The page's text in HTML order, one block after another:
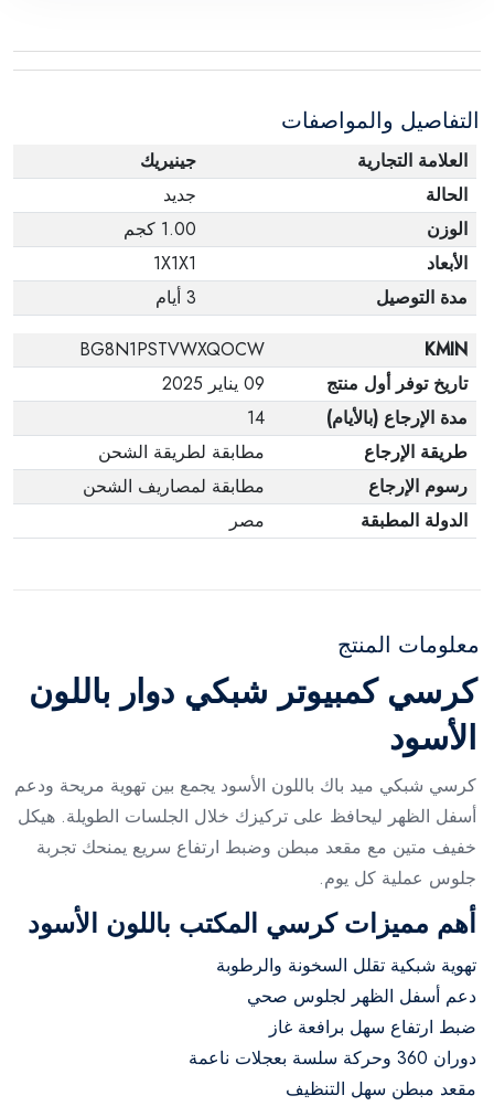
التفاصيل والمواصفات
العلامة التجارية
جينيريك
الحالة
جديد
الوزن
1.00 كجم
الأبعاد
1X1X1
مدة التوصيل
3 أيام
KMIN
BG8N1PSTVWXQOCW
تاريخ توفر أول منتج
09 يناير 2025
مدة الإرجاع (بالأيام)
14
طريقة الإرجاع
مطابقة لطريقة الشحن
رسوم الإرجاع
مطابقة لمصاريف الشحن
الدولة المطبقة
مصر
معلومات المنتج
كرسي كمبيوتر شبكي دوار باللون
الأسود
كرسي شبكي ميد باك باللون الأسود يجمع بين تهوية مريحة ودعم
أسفل الظهر ليحافظ على تركيزك خلال الجلسات الطويلة. هيكل
خفيف متين مع مقعد مبطن وضبط ارتفاع سريع يمنحك تجربة
جلوس عملية كل يوم.
أهم مميزات كرسي المكتب باللون الأسود
تهوية شبكية تقلل السخونة والرطوبة
دعم أسفل الظهر لجلوس صحي
ضبط ارتفاع سهل برافعة غاز
دوران 360 وحركة سلسة بعجلات ناعمة
مقعد مبطن سهل التنظيف